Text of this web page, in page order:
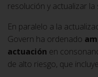
resolución y actualizar la
En paralelo a la
Govern ha ordenado
actuación en
de alto riesgo, que